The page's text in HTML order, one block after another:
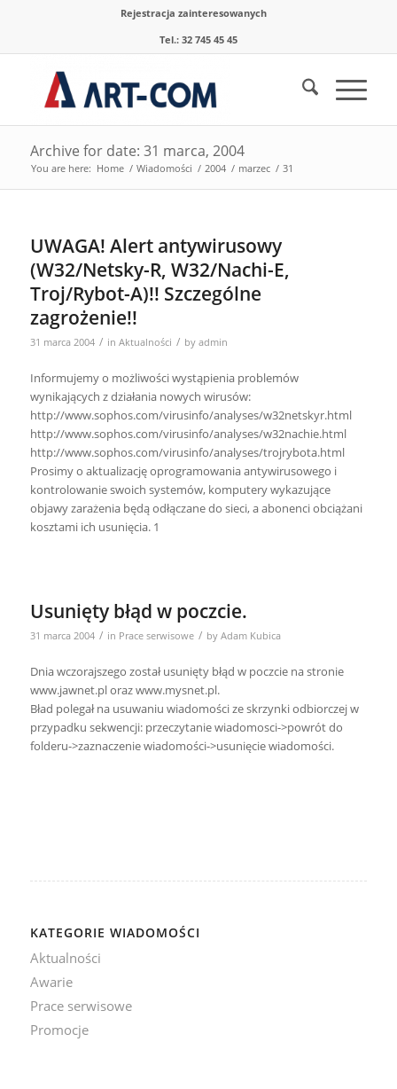
Rejestracja zainteresowanych
Tel.: 32 745 45 45
Archive for date: 31 marca, 2004
You are here: Home / Wiadomości / 2004 / marzec / 31
UWAGA! Alert antywirusowy
(W32/Netsky-R, W32/Nachi-E,
Troj/Rybot-A)!! Szczególne
zagrożenie!!
31 marca 2004 / in Aktualności / by admin
Informujemy o możliwości wystąpienia problemów
wynikających z działania nowych wirusów:
http://www.sophos.com/virusinfo/analyses/w32netskyr.html
http://www.sophos.com/virusinfo/analyses/w32nachie.html
http://www.sophos.com/virusinfo/analyses/trojrybota.html
Prosimy o aktualizację oprogramowania antywirusowego i
kontrolowanie swoich systemów, komputery wykazujące
objawy zarażenia będą odłączane do sieci, a abonenci obciążani
kosztami ich usunięcia. 1
Usunięty błąd w poczcie.
31 marca 2004 / in Prace serwisowe / by Adam Kubica
Dnia wczorajszego został usunięty błąd w poczcie na stronie
www.jawnet.pl oraz www.mysnet.pl.
Bład polegał na usuwaniu wiadomości ze skrzynki odbiorczej w
przypadku sekwencji: przeczytanie wiadomosci->powrót do
folderu->zaznaczenie wiadomości->usunięcie wiadomości.
KATEGORIE WIADOMOŚCI
Aktualności
Awarie
Prace serwisowe
Promocje